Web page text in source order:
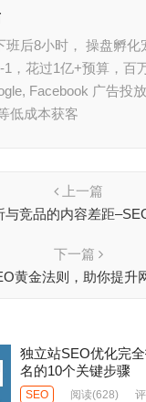
班后8小时， 操盘孵化
，花过1亿+预算，百
Facebook 广告投
低成本获客
上一篇
与竞品的内容差距
下一篇
黄金法则，助你提升
独立站SEO优化完
名的10个关键步骤
SEO 阅读(628)